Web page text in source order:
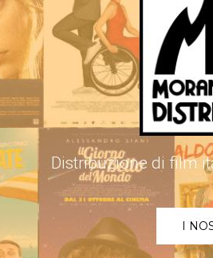
Distribuzione di film
I